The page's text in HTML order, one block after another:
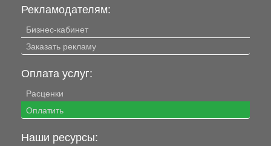
Рекламодателям:
Бизнес-кабинет
Заказать рекламу
Оплата услуг:
Расценки
Оплатить
Наши ресурсы: